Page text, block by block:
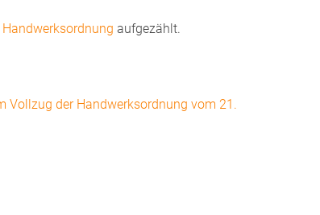
aufgezählt.
Vollzug der Handwerksordnung vom 21.